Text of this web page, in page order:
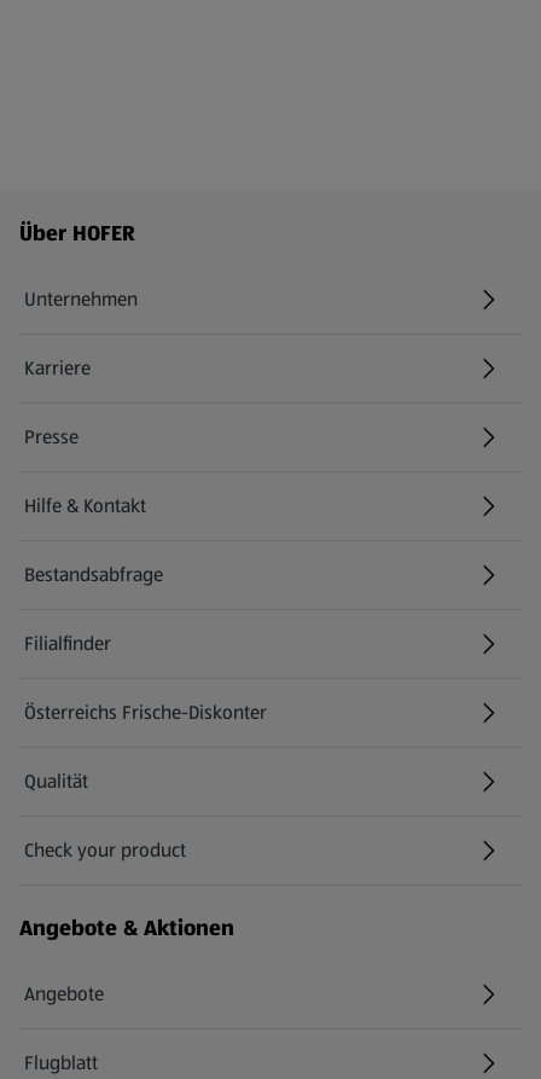
Fußzeilenmenü - weitere Links
Über HOFER
Unternehmen
Karriere
(öffnet in einem neuen Tab)
Presse
Hilfe & Kontakt
(öffnet in einem neuen Tab)
Bestandsabfrage
(öffnet in einem neuen Tab)
Filialfinder
Österreichs Frische-Diskonter
Qualität
Check your product
(öffnet in einem neuen Tab)
Angebote & Aktionen
Angebote
Flugblatt